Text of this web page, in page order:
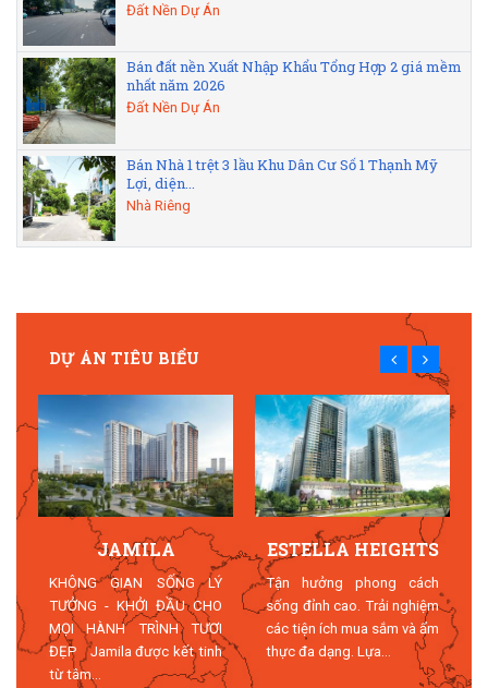
Đất Nền Dự Án
Bán đất nền Xuất Nhập Khẩu Tổng Hợp 2 giá mềm
nhất năm 2026
Đất Nền Dự Án
Bán Nhà 1 trệt 3 lầu Khu Dân Cư Số 1 Thạnh Mỹ
Lợi, diện...
Nhà Riêng
DỰ ÁN TIÊU BIỂU
JAMILA
KHÔNG GIAN SỐNG LÝ
TƯỞNG - KHỞI ĐẦU CHO
MỌI HÀNH TRÌNH TƯƠI
ĐẸP Jamila được kết tinh
từ tâm...
ESTELLA HEIGHTS
Tận hưởng phong cách
sống đỉnh cao. Trải nghiệm
các tiện ích mua sắm và ẩm
thực đa dạng. Lựa...